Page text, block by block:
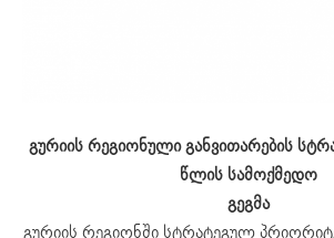
გურიის რეგიონული განვითარების
წლის სამოქმედო
გეგმა
გურიის რეგიონში სტრატეგულ